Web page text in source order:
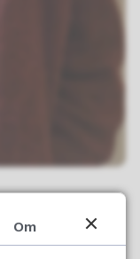
som går ut
Om